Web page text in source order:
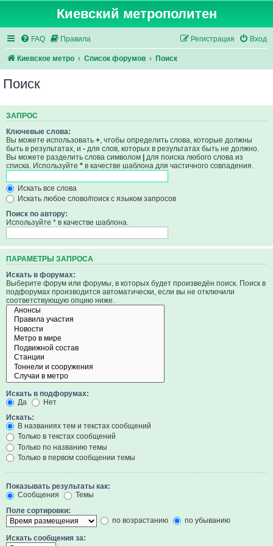
Киевский метрополитен
FAQ Правила Вход
Регистрация
Киевское метро Список форумов Поиск
Поиск
ЗАПРОС
Ключевые слова:
Вы можете использовать + , чтобы определить слова, которые должны
быть в результатах, и - для слов, которых в результатах быть не должно.
Вы можете разделить слова символом | для поиска любого слова из
списка. Используйте * в качестве шаблона для частичного совпадения.
Искать все слова
Искать любое слово/поиск с языком запросов
Поиск по автору:
Используйте * в качестве шаблона.
ПАРАМЕТРЫ ЗАПРОСА
Искать в форумах:
Выберите форум или форумы, в которых будет произведён поиск. Поиск в
подфорумах производится автоматически, если вы не отключили
соответствующую опцию ниже.
Искать в подфорумах:
Да
Нет
Искать:
В названиях тем и текстах сообщений
Только в текстах сообщений
Только по названию темы
Только в первом сообщении темы
Показывать результаты как:
Сообщения
Темы
Поле сортировки:
по возрастанию
по убыванию
Искать сообщения за: